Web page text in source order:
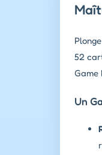
52
Game
Un